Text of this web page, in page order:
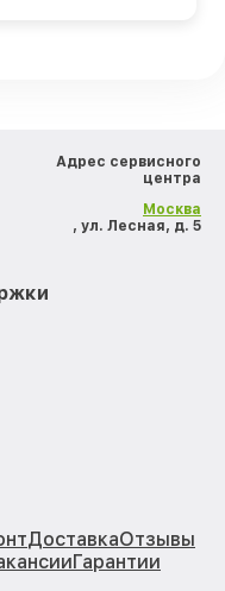
Адрес сервисного
центра
Москва
, ул. Лесная, д. 5
ДоставкаОтзывы
Гарантии